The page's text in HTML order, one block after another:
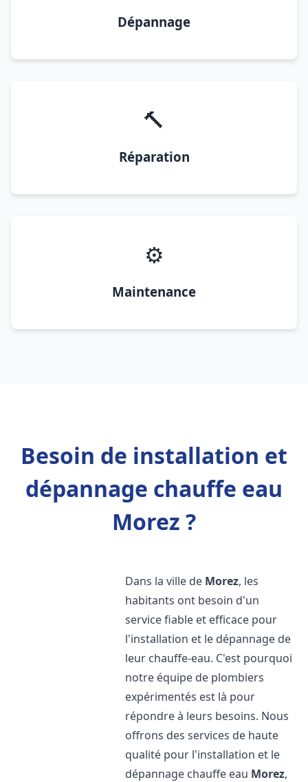
Dépannage
🔨
Réparation
⚙️
Maintenance
Besoin de installation et
dépannage chauffe eau
Morez ?
Dans la ville de Morez, les
habitants ont besoin d'un
service fiable et efficace pour
l'installation et le dépannage de
leur chauffe-eau. C'est pourquoi
notre équipe de plombiers
expérimentés est là pour
répondre à leurs besoins. Nous
offrons des services de haute
qualité pour l'installation et le
dépannage chauffe eau Morez,